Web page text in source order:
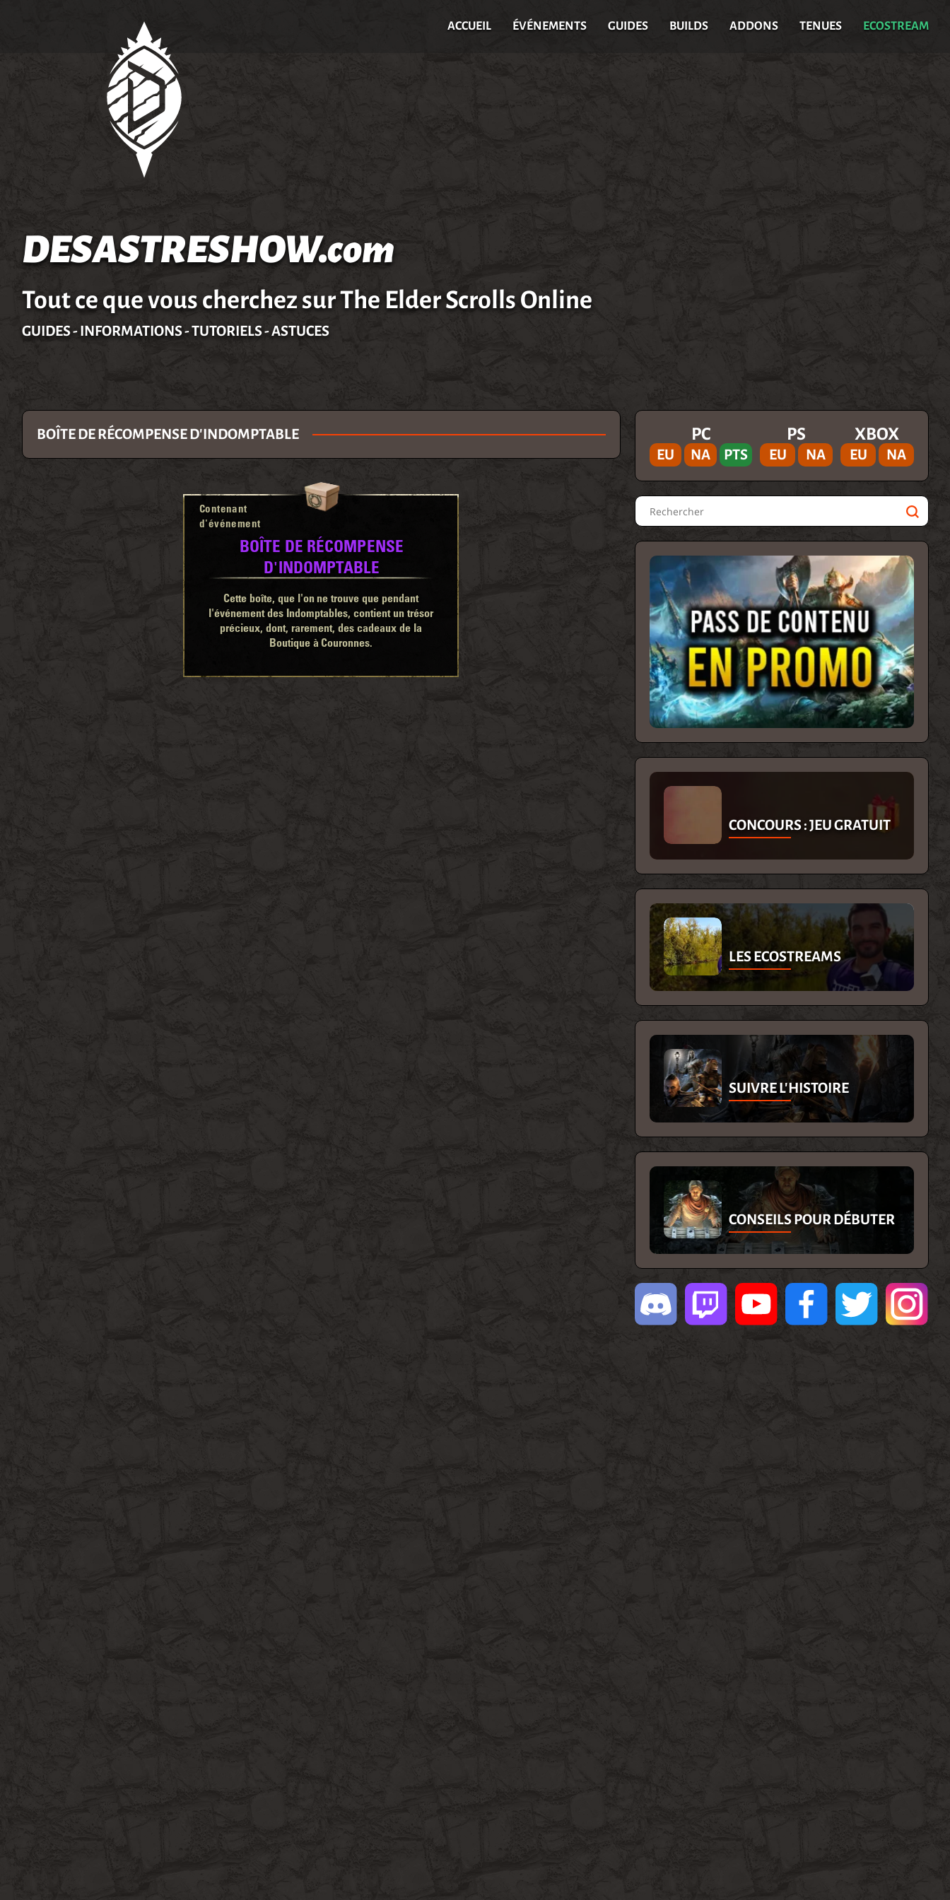
ACCUEIL ÉVÉNEMENTS GUIDES BUILDS ADDONS TENUES ECOSTREAM
DESASTRESHOW.com
Tout ce que vous cherchez sur The Elder Scrolls Online
GUIDES - INFORMATIONS - TUTORIELS - ASTUCES
BOÎTE DE RÉCOMPENSE D'INDOMPTABLE
Contenant
d'événement
BOÎTE DE RÉCOMPENSE
D'INDOMPTABLE
Cette boîte, que l'on ne trouve que pendant
l'événement des Indomptables, contient un trésor
précieux, dont, rarement, des cadeaux de la
Boutique à Couronnes.
PC
EU NA PTS
PS
EU NA
XBOX
EU NA
Rechercher
CONCOURS : JEU GRATUIT
LES ECOSTREAMS
SUIVRE L'HISTOIRE
CONSEILS POUR DÉBUTER